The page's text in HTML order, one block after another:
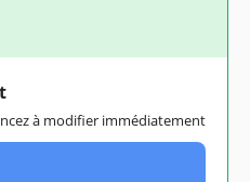
à modifier immédiatement